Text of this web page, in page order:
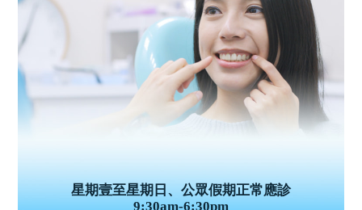
星期壹至星期日、公眾假期正常應診
9:30am-6:30pm